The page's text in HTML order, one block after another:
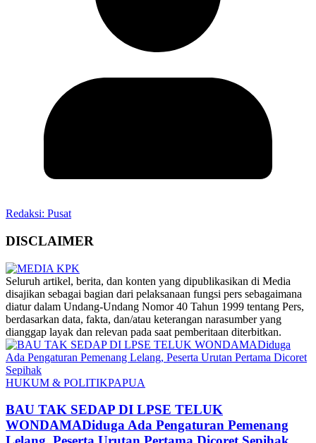
Redaksi: Pusat
DISCLAIMER
‎Seluruh artikel, berita, dan konten yang dipublikasikan di Media
disajikan sebagai bagian dari pelaksanaan fungsi pers sebagaimana
diatur dalam Undang-Undang Nomor 40 Tahun 1999 tentang Pers,
berdasarkan data, fakta, dan/atau keterangan narasumber yang
dianggap layak dan relevan pada saat pemberitaan diterbitkan.
HUKUM & POLITIKPAPUA
BAU TAK SEDAP DI LPSE TELUK
WONDAMADiduga Ada Pengaturan Pemenang